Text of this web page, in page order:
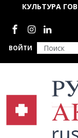
Перейти к
ВОЙТИ
КУЛЬТУРА
Социальные сети